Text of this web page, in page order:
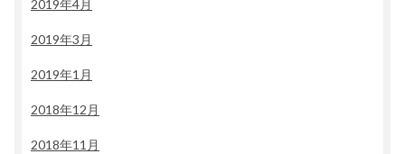
2019年4月
2019年3月
2019年1月
2018年12月
2018年11月